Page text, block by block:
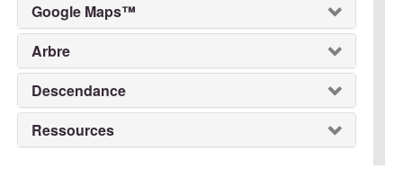
Google Maps™
Arbre
Descendance
Ressources